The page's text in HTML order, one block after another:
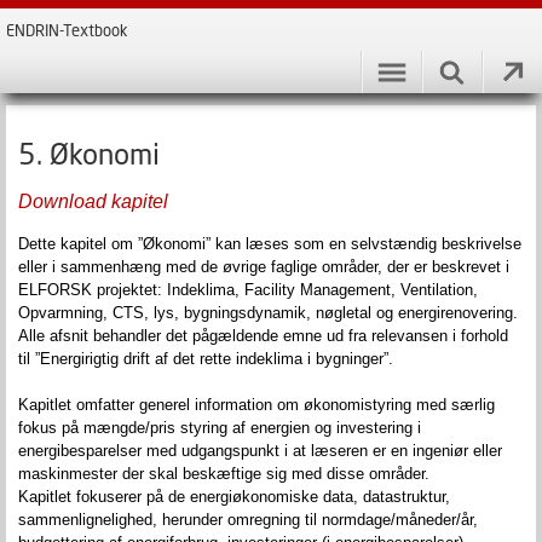
ENDRIN-Textbook
5. Økonomi
Download kapitel
Dette kapitel om ”Økonomi” kan læses som en selvstændig beskrivelse
eller i sammenhæng med de øvrige faglige områder, der er beskrevet i
ELFORSK projektet: Indeklima, Facility Management, Ventilation,
Opvarmning, CTS, lys, bygningsdynamik, nøgletal og energirenovering.
Alle afsnit behandler det pågældende emne ud fra relevansen i forhold
til ”Energirigtig drift af det rette indeklima i bygninger”.
Kapitlet omfatter generel information om økonomistyring med særlig
fokus på mængde/pris styring af energien og investering i
energibesparelser med udgangspunkt i at læseren er en ingeniør eller
maskinmester der skal beskæftige sig med disse områder.
Kapitlet fokuserer på de energiøkonomiske data, datastruktur,
sammenlignelighed, herunder omregning til normdage/måneder/år,